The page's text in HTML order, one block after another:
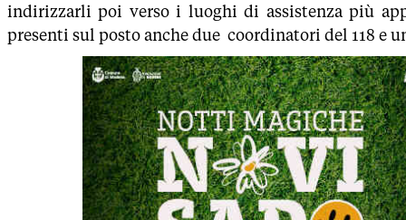
indirizzarli poi verso i luoghi di assistenza più
presenti sul posto anche due coordinatori del 118 e